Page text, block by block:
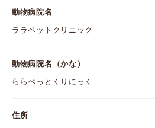
動物病院名
ララペットクリニック
動物病院名（かな）
ららぺっとくりにっく
住所